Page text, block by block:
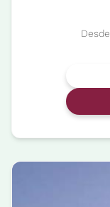
Desde